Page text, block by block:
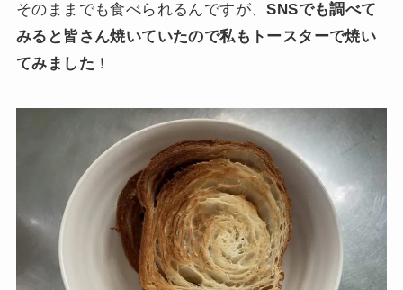
そのままでも食べられるんですが、SNSでも調べて
みると皆さん焼いていたので私もトースターで焼い
てみました ！